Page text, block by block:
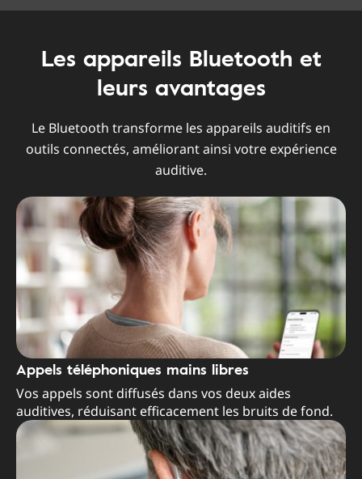
Les appareils Bluetooth et
leurs avantages
Le Bluetooth transforme les appareils auditifs en
outils connectés, améliorant ainsi votre expérience
auditive.
Appels téléphoniques mains libres
Vos appels sont diffusés dans vos deux aides
auditives, réduisant efficacement les bruits de fond.